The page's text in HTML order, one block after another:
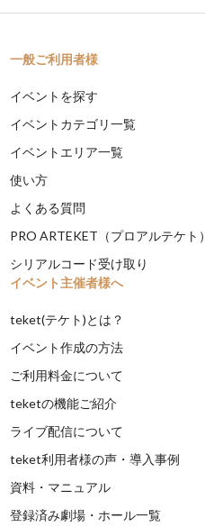
一般ご利用者様
イベントを探す
イベントカテゴリ一覧
イベントエリア一覧
使い方
よくある質問
PRO ARTEKET（プロアルテケト）
シリアルコード受け取り
イベント主催者様へ
teket(テケト)とは？
イベント作成の方法
ご利用料金について
teketの機能ご紹介
ライブ配信について
teket利用者様の声・導入事例
資料・マニュアル
登録済み劇場・ホール一覧